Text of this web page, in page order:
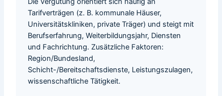
Tarifverträgen (z. B. kommunale Häuser,
Universitätskliniken, private Träger) und steigt mit
Berufserfahrung, Weiterbildungsjahr, Diensten
und Fachrichtung. Zusätzliche Faktoren:
Region/Bundesland,
Schicht-/Bereitschaftsdienste, Leistungszulagen,
wissenschaftliche Tätigkeit.